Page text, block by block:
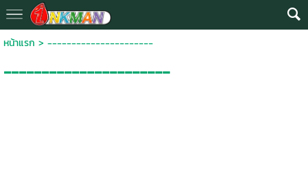
หน้าแรก > ----------------------
----------------------